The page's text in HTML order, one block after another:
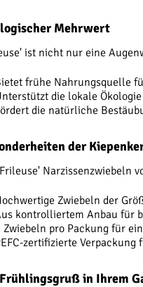
Mehrwert
ist nicht nur eine
frühe Nahrungsquelle
die lokale
die natürliche
der
Narzissenzwiebeln
Zwiebeln der
kontrolliertem Anbau für
Zwiebeln pro Packung für
zertifizierte
in Ihrem